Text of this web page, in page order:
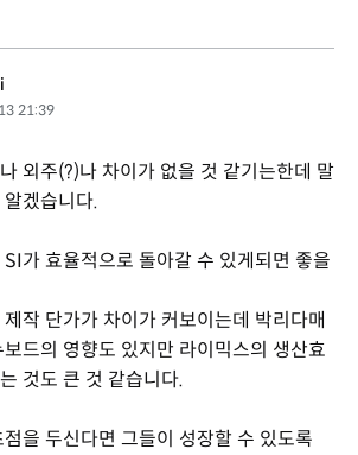
21:39
외주(?)나 차이가 없을 것 같기는한데 말
겠습니다.
가 효율적으로 돌아갈 수 있게되면 좋을
작 단가가 차이가 커보이는데 박리다매
드의 영향도 있지만 라이믹스의 생산효
것도 큰 것 같습니다.
을 두신다면 그들이 성장할 수 있도록